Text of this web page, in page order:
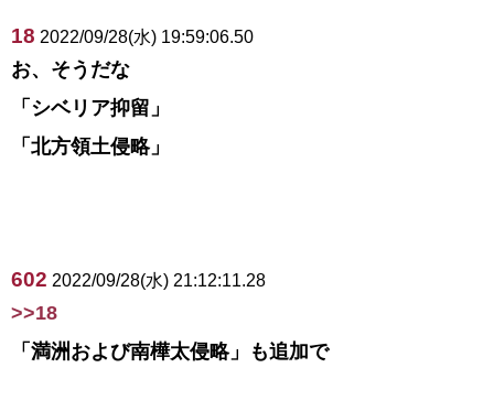
18 2022/09/28(水) 19:59:06.50
お、そうだな
「シベリア抑留」
「北方領土侵略」
602 2022/09/28(水) 21:12:11.28
>>18
「満洲および南樺太侵略」も追加で